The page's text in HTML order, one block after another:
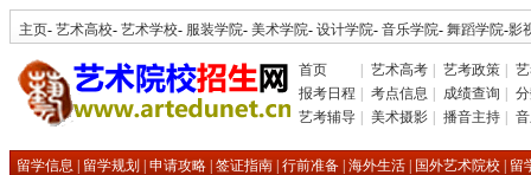
主页- 艺术高校- 艺术学校- 服装学院- 美术学院- 设计学院- 音乐学院- 舞蹈学院-影
首页 艺术高考 艺考政策
报考日程
考点信息 成绩查询
艺考辅导
美术摄影 播音主持
留学信息 留学规划 申请攻略 签证指南 行前准备 海外生活 国外艺术院校 留